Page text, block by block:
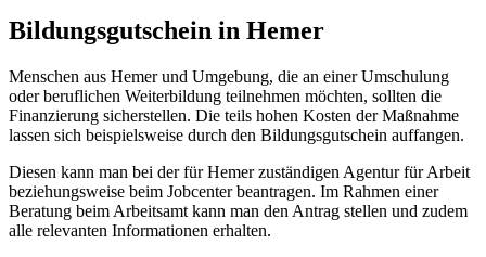
Bildungsgutschein in Hemer
Menschen aus Hemer und Umgebung, die an einer Umschulung
oder beruflichen Weiterbildung teilnehmen möchten, sollten die
Finanzierung sicherstellen. Die teils hohen Kosten der Maßnahme
lassen sich beispielsweise durch den Bildungsgutschein auffangen.
Diesen kann man bei der für Hemer zuständigen Agentur für Arbeit
beziehungsweise beim Jobcenter beantragen. Im Rahmen einer
Beratung beim Arbeitsamt kann man den Antrag stellen und zudem
alle relevanten Informationen erhalten.